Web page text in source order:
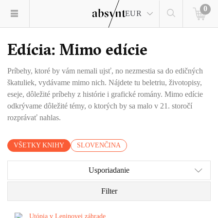
EUR
0
Edícia: Mimo edície
Príbehy, ktoré by vám nemali ujsť, no nezmestia sa do edičných
škatuliek, vydávame mimo nich. Nájdete tu beletriu, životopisy,
eseje, dôležité príbehy z histórie i grafické romány. Mimo edície
odkrývame dôležité témy, o ktorých by sa malo v 21. storočí
rozprávať nahlas.
VŠETKY KNIHY SLOVENČINA
Usporiadanie
Filter